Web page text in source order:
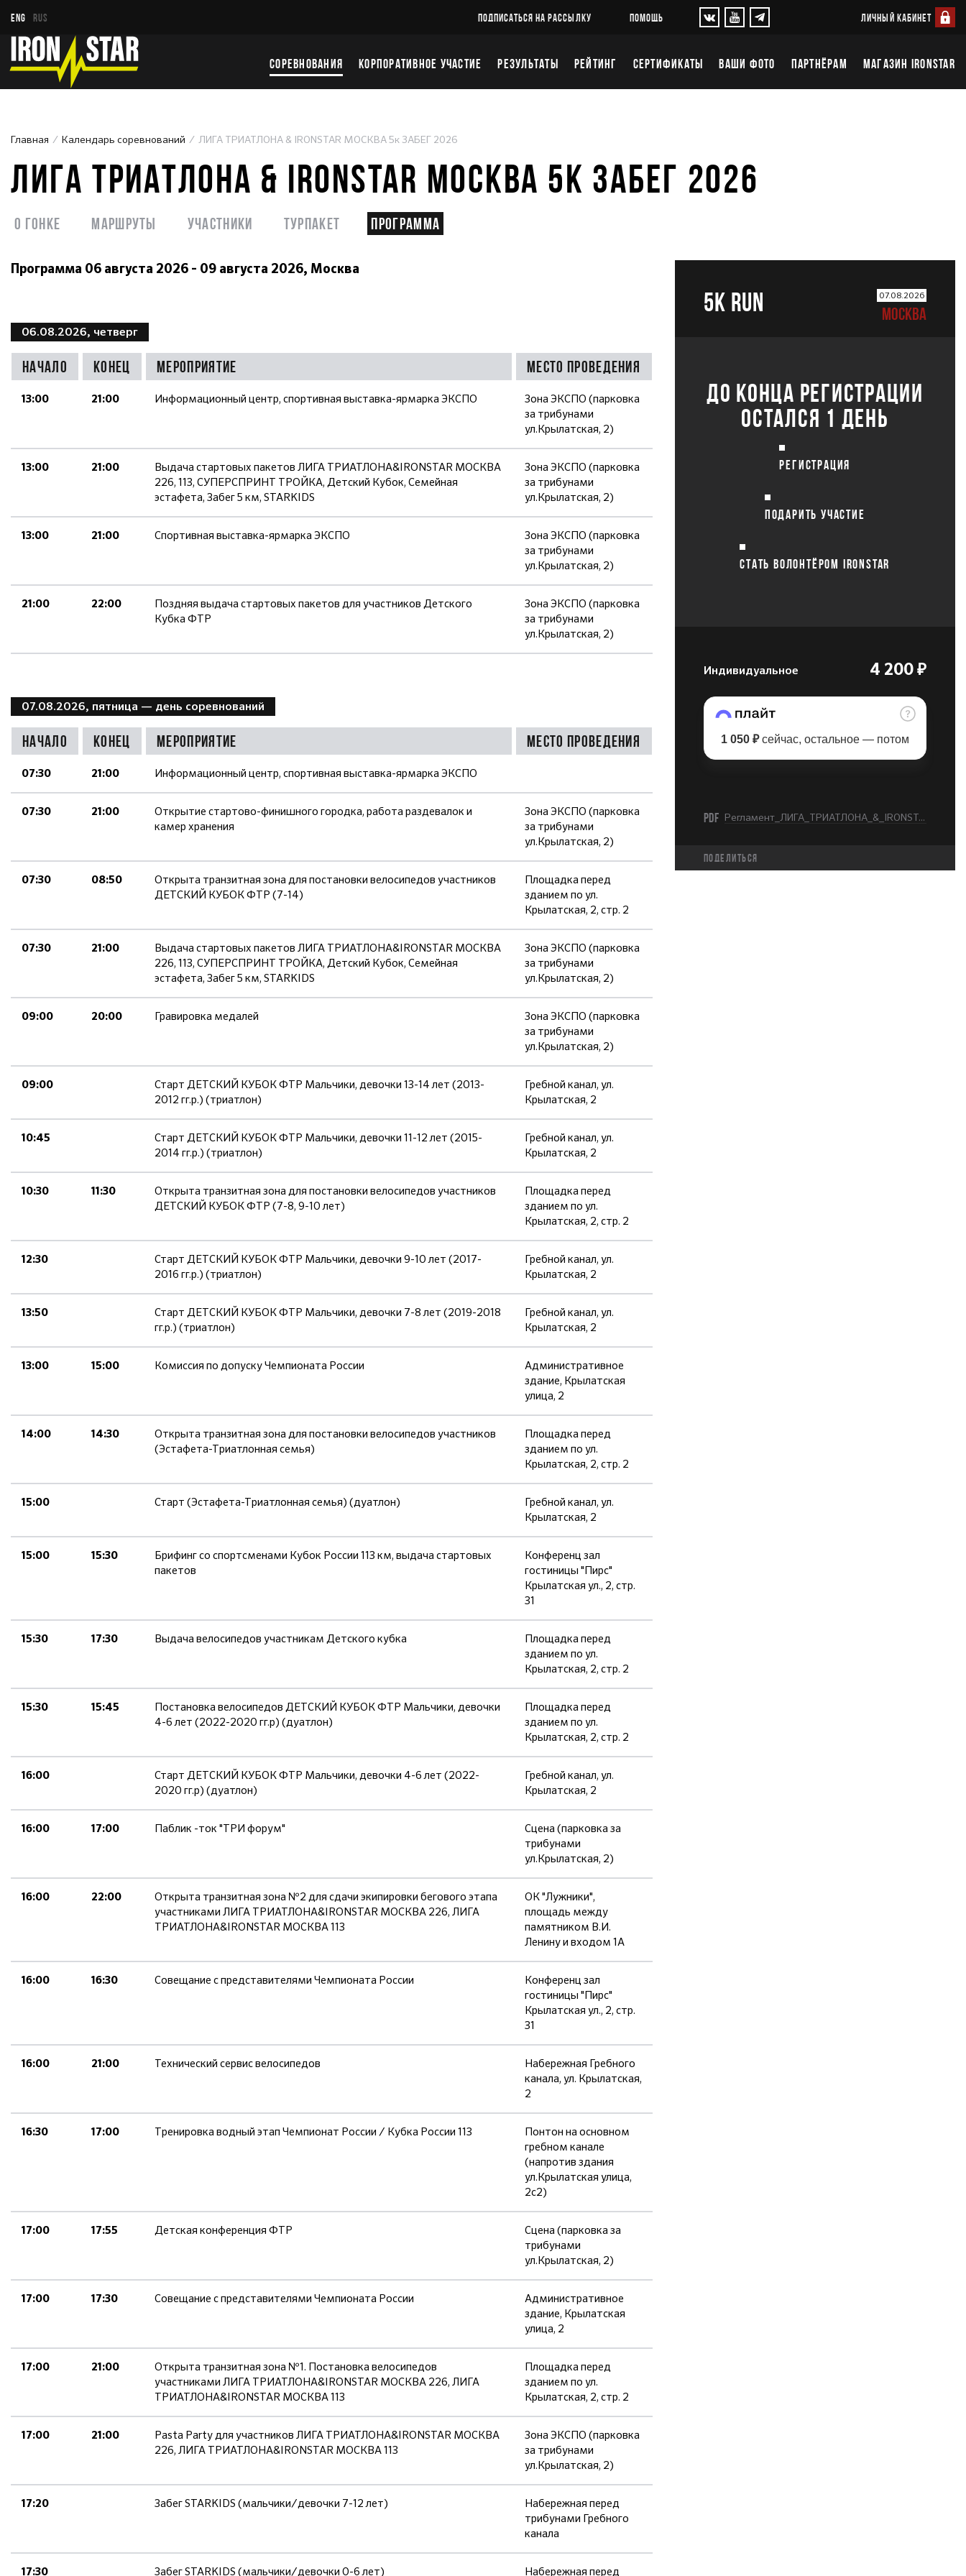
ENG RUS ПОДПИСАТЬСЯ НА РАССЫЛКУ ПОМОЩЬ ЛИЧНЫЙ КАБИНЕТ
СОРЕВНОВАНИЯ КОРПОРАТИВНОЕ УЧАСТИЕ РЕЗУЛЬТАТЫ РЕЙТИНГ СЕРТИФИКАТЫ ВАШИ ФОТО ПАРТНЁРАМ МАГАЗИН IRONSTAR
Главная Календарь соревнований ЛИГА ТРИАТЛОНА & IRONSTAR МОСКВА 5к ЗАБЕГ 2026
ЛИГА ТРИАТЛОНА & IRONSTAR МОСКВА 5К ЗАБЕГ 2026
О гонке Маршруты Участники Турпакет Программа
Программа 06 августа 2026 - 09 августа 2026, Москва
06.08.2026, четверг
Начало Конец Мероприятие Место проведения
13:00 21:00 Информационный центр, спортивная выставка-ярмарка ЭКСПО
Зона ЭКСПО (парковка
за трибунами
ул.Крылатская, 2)
13:00 21:00
Выдача стартовых пакетов ЛИГА ТРИАТЛОНА&IRONSTAR МОСКВА
226, 113, СУПЕРСПРИНТ ТРОЙКА, Детский Кубок, Семейная
эстафета, Забег 5 км, STARKIDS
Зона ЭКСПО (парковка
за трибунами
ул.Крылатская, 2)
13:00 21:00 Спортивная выставка-ярмарка ЭКСПО
Зона ЭКСПО (парковка
за трибунами
ул.Крылатская, 2)
21:00 22:00
Поздняя выдача стартовых пакетов для участников Детского
Кубка ФТР
Зона ЭКСПО (парковка
за трибунами
ул.Крылатская, 2)
07.08.2026, пятница — день соревнований
Начало Конец Мероприятие Место проведения
07:30 21:00 Информационный центр, спортивная выставка-ярмарка ЭКСПО
07:30 21:00
Открытие стартово-финишного городка, работа раздевалок и
камер хранения
Зона ЭКСПО (парковка
за трибунами
ул.Крылатская, 2)
07:30 08:50
Открыта транзитная зона для постановки велосипедов участников
ДЕТСКИЙ КУБОК ФТР (7-14)
Площадка перед
зданием по ул.
Крылатская, 2, стр. 2
07:30 21:00
Выдача стартовых пакетов ЛИГА ТРИАТЛОНА&IRONSTAR МОСКВА
226, 113, СУПЕРСПРИНТ ТРОЙКА, Детский Кубок, Семейная
эстафета, Забег 5 км, STARKIDS
Зона ЭКСПО (парковка
за трибунами
ул.Крылатская, 2)
09:00 20:00 Гравировка медалей
Зона ЭКСПО (парковка
за трибунами
ул.Крылатская, 2)
09:00
Старт ДЕТСКИЙ КУБОК ФТР Мальчики, девочки 13-14 лет (2013-
2012 гг.р.) (триатлон)
Гребной канал, ул.
Крылатская, 2
10:45
Старт ДЕТСКИЙ КУБОК ФТР Мальчики, девочки 11-12 лет (2015-
2014 гг.р.) (триатлон)
Гребной канал, ул.
Крылатская, 2
10:30 11:30
Открыта транзитная зона для постановки велосипедов участников
ДЕТСКИЙ КУБОК ФТР (7-8, 9-10 лет)
Площадка перед
зданием по ул.
Крылатская, 2, стр. 2
12:30
Старт ДЕТСКИЙ КУБОК ФТР Мальчики, девочки 9-10 лет (2017-
2016 гг.р.) (триатлон)
Гребной канал, ул.
Крылатская, 2
13:50
Старт ДЕТСКИЙ КУБОК ФТР Мальчики, девочки 7-8 лет (2019-2018
гг.р.) (триатлон)
Гребной канал, ул.
Крылатская, 2
13:00 15:00 Комиссия по допуску Чемпионата России
Административное
здание, Крылатская
улица, 2
14:00 14:30
Открыта транзитная зона для постановки велосипедов участников
(Эстафета-Триатлонная семья)
Площадка перед
зданием по ул.
Крылатская, 2, стр. 2
15:00 Старт (Эстафета-Триатлонная семья) (дуатлон)
Гребной канал, ул.
Крылатская, 2
15:00 15:30
Брифинг со спортсменами Кубок России 113 км, выдача стартовых
пакетов
Конференц зал
гостиницы "Пирс"
Крылатская ул., 2, стр.
31
15:30 17:30 Выдача велосипедов участникам Детского кубка
Площадка перед
зданием по ул.
Крылатская, 2, стр. 2
15:30 15:45
Постановка велосипедов ДЕТСКИЙ КУБОК ФТР Мальчики, девочки
4-6 лет (2022-2020 гг.р) (дуатлон)
Площадка перед
зданием по ул.
Крылатская, 2, стр. 2
16:00
Старт ДЕТСКИЙ КУБОК ФТР Мальчики, девочки 4-6 лет (2022-
2020 гг.р) (дуатлон)
Гребной канал, ул.
Крылатская, 2
16:00 17:00 Паблик -ток "ТРИ форум"
Сцена (парковка за
трибунами
ул.Крылатская, 2)
16:00 22:00
Открыта транзитная зона №2 для сдачи экипировки бегового этапа
участниками ЛИГА ТРИАТЛОНА&IRONSTAR МОСКВА 226, ЛИГА
ТРИАТЛОНА&IRONSTAR МОСКВА 113
ОК "Лужники",
площадь между
памятником В.И.
Ленину и входом 1А
16:00 16:30 Совещание с представителями Чемпионата России
Конференц зал
гостиницы "Пирс"
Крылатская ул., 2, стр.
31
16:00 21:00 Технический сервис велосипедов
Набережная Гребного
канала, ул. Крылатская,
2
16:30 17:00 Тренировка водный этап Чемпионат России / Кубка России 113
Понтон на основном
гребном канале
(напротив здания
ул.Крылатская улица,
2с2)
17:00 17:55 Детская конференция ФТР
Сцена (парковка за
трибунами
ул.Крылатская, 2)
17:00 17:30 Совещание с представителями Чемпионата России
Административное
здание, Крылатская
улица, 2
17:00 21:00
Открыта транзитная зона №1. Постановка велосипедов
участниками ЛИГА ТРИАТЛОНА&IRONSTAR МОСКВА 226, ЛИГА
ТРИАТЛОНА&IRONSTAR МОСКВА 113
Площадка перед
зданием по ул.
Крылатская, 2, стр. 2
17:00 21:00
Pasta Party для участников ЛИГА ТРИАТЛОНА&IRONSTAR МОСКВА
226, ЛИГА ТРИАТЛОНА&IRONSTAR МОСКВА 113
Зона ЭКСПО (парковка
за трибунами
ул.Крылатская, 2)
17:20 Забег STARKIDS (мальчики/девочки 7-12 лет)
Набережная перед
трибунами Гребного
канала
17:30 Забег STARKIDS (мальчики/девочки 0-6 лет) Набережная перед
5К RUN 07.08.2026
МОСКВА
ДО КОНЦА РЕГИСТРАЦИИ
ОСТАЛСЯ 1 ДЕНЬ
РЕГИСТРАЦИЯ
ПОДАРИТЬ УЧАСТИЕ
СТАТЬ ВОЛОНТЁРОМ IRONSTAR
Индивидуальное 4 200 ₽
1 050 ₽сейчас, остальное — потом
PDF Регламент_ЛИГА_ТРИАТЛОНА_&_IRONSTAR_МОСКВА_5K_RUN_2026.pdf
Поделиться